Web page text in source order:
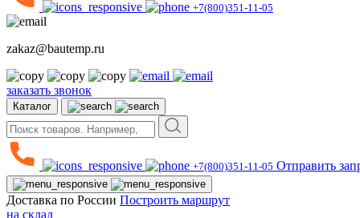
+7(800)351-11-05
zakaz@bautemp.ru
заказать звонок
Каталог
+7(800)351-11-05 Отправить
Доставка по России Построить маршрут
на склад